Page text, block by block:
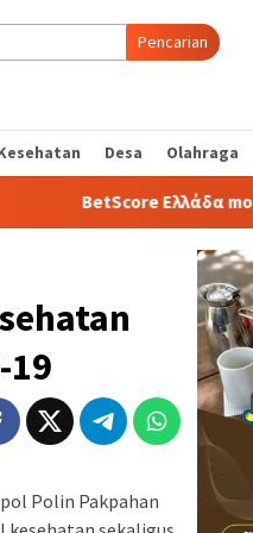
Pencarian
Desa Olahraga
BetScore Ελλάδα mobile app:
19
Polin Pakpahan